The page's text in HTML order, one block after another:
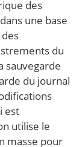
des
une base
du
sauvegarde
du journal
est
utilise le
masse pour